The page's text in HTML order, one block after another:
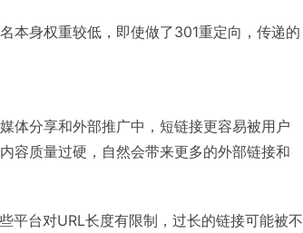
本身权重较低，即使做了301重定向，传递的
体分享和外部推广中，短链接更容易被用户
容质量过硬，自然会带来更多的外部链接和
平台对URL长度有限制，过长的链接可能被不